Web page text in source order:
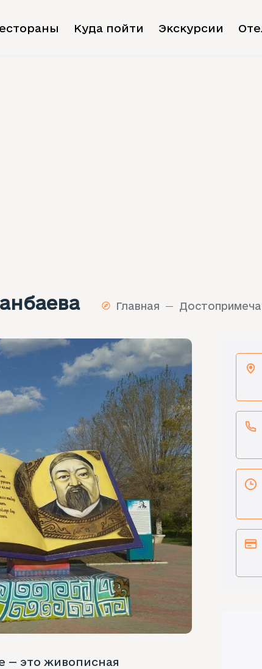
Куда пойти Экскурсии
Главная
— это живописная